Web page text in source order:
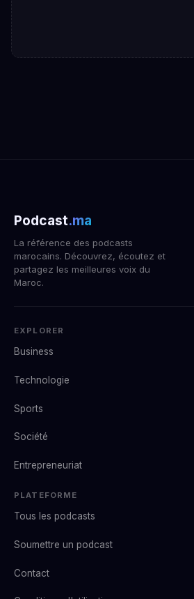
Podcast.ma
La référence des podcasts
marocains. Découvrez, écoutez et
partagez les meilleures voix du
Maroc.
EXPLORER
Business
Technologie
Sports
Société
Entrepreneuriat
PLATEFORME
Tous les podcasts
Soumettre un podcast
Contact